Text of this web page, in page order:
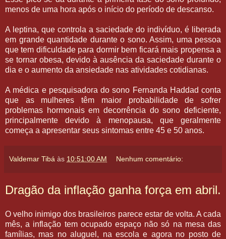
menos de uma hora após o início do período de descanso.
A leptina, que controla a saciedade do indivíduo, é liberada
em grande quantidade durante o sono. Assim, uma pessoa
que tem dificuldade para dormir bem ficará mais propensa a
se tornar obesa, devido à ausência da saciedade durante o
dia e o aumento da ansiedade nas atividades cotidianas.
A médica e pesquisadora do sono Fernanda Haddad conta
que as mulheres têm maior probabilidade de sofrer
problemas hormonais em decorrência do sono deficiente,
principalmente devido à menopausa, que geralmente
começa a apresentar seus sintomas entre 45 e 50 anos.
Valdemar Tibá às 10:51:00 AM Nenhum comentário:
Dragão da inflação ganha força em abril.
O velho inimigo dos brasileiros parece estar de volta. A cada
mês, a inflação tem ocupado espaço não só na mesa das
famílias, mas no aluguel, na escola e agora no posto de